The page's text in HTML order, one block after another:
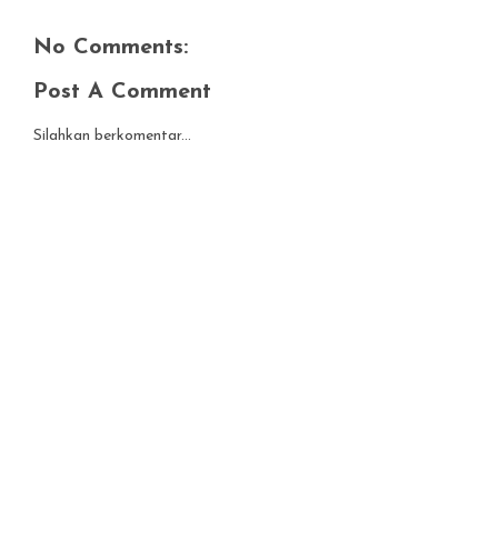
No Comments:
Post A Comment
Silahkan berkomentar...